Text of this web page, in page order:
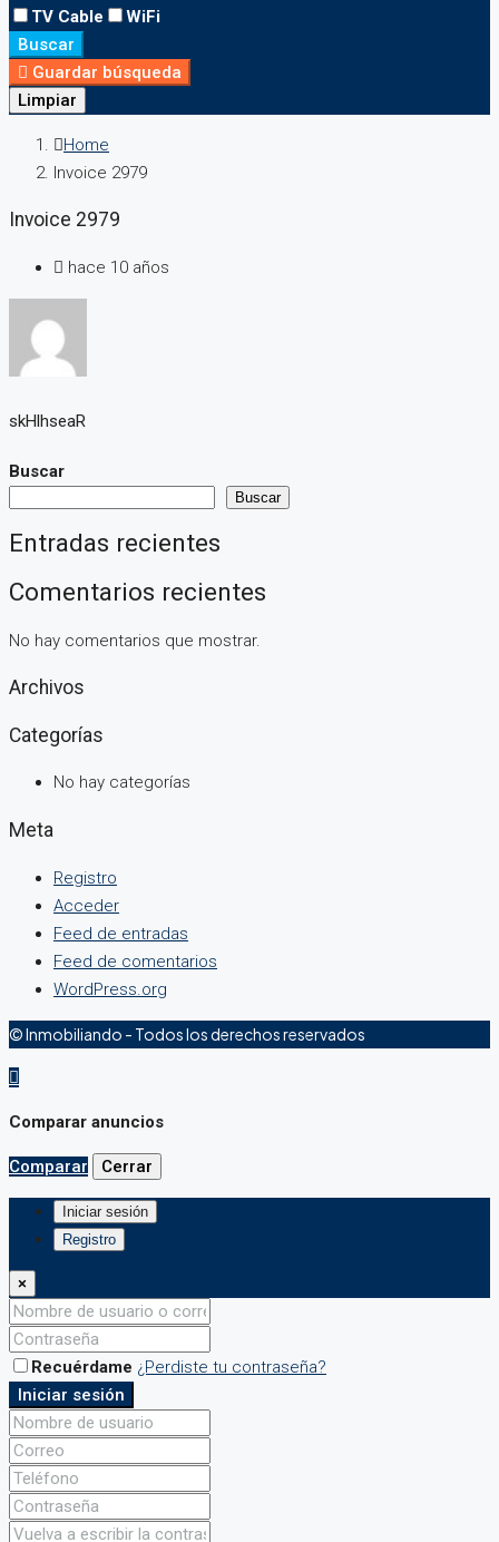
TV Cable
WiFi
Buscar
Guardar búsqueda
Limpiar
Home
Invoice 2979
Invoice 2979
hace 10 años
skHlhseaR
Buscar
Buscar
Entradas recientes
Comentarios recientes
No hay comentarios que mostrar.
Archivos
Categorías
No hay categorías
Meta
Registro
Acceder
Feed de entradas
Feed de comentarios
WordPress.org
© Inmobiliando - Todos los derechos reservados
Comparar anuncios
Comparar Cerrar
Iniciar sesión
Registro
×
Recuérdame ¿Perdiste tu contraseña?
Iniciar sesión